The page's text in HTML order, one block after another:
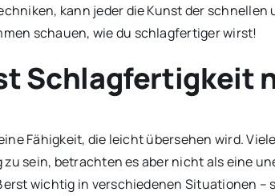
kann jeder die Kunst der
schauen, wie du schlagfertiger wirst!
Schlagfertigkeit
Fähigkeit, die leicht übersehen wird.
sein, betrachten es aber nicht als eine
wichtig in verschiedenen Situationen –